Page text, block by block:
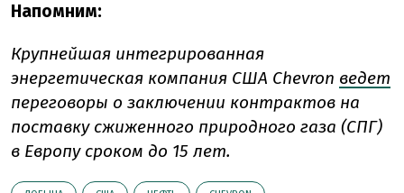
Напомним:
Крупнейшая интегрированная
энергетическая компания США Chevron ведет
переговоры о заключении контрактов на
поставку сжиженного природного газа (СПГ)
в Европу сроком до 15 лет.